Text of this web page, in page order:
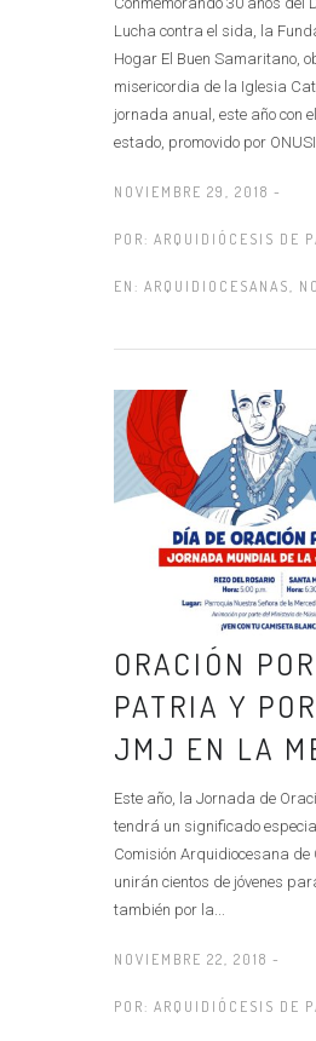
Lucha contra el sida, la
Hogar El Buen Samaritano,
misericordia de la Iglesia
jornada anual, este año con
estado, promovido por
NOVIEMBRE 29, 2018 -
POR: ARQUIDIÓCESIS DE
EN: ARQUIDIOCESANAS
ORACIÓN
PATRIA Y
JMJ EN LA
Este año, la Jornada de
tendrá un significado
Comisión Arquidiocesana de
unirán cientos de jóvenes
también por la...
NOVIEMBRE 22, 2018 -
POR: ARQUIDIÓCESIS DE